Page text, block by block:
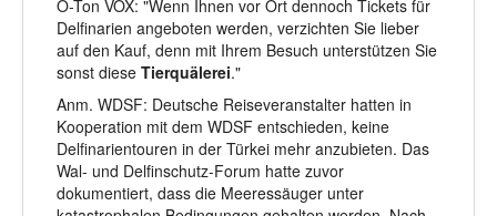
O-Ton VOX: "Wenn Ihnen vor Ort dennoch Tickets für
Delfinarien angeboten werden, verzichten Sie lieber
auf den Kauf, denn mit Ihrem Besuch unterstützen Sie
sonst diese Tierquälerei."
Anm. WDSF: Deutsche Reiseveranstalter hatten in
Kooperation mit dem WDSF entschieden, keine
Delfinarientouren in der Türkei mehr anzubieten. Das
Wal- und Delfinschutz-Forum hatte zuvor
dokumentiert, dass die Meeressäuger unter